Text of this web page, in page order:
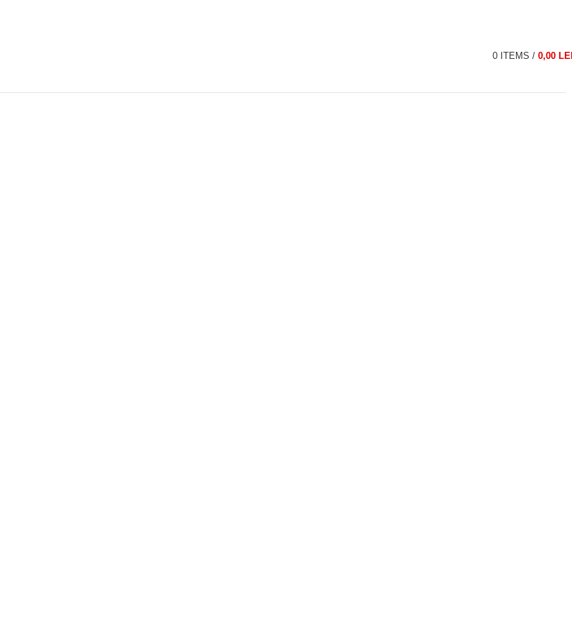
0 ITEMS / 0,00